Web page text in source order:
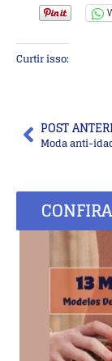
Curtir isso:
POST